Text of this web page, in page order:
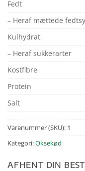
Fedt
– Heraf mættede
Kulhydrat
– Heraf sukkerarter
Kostfibre
Protein
Salt
Varenummer (SKU): 1
Kategori:Oksekød
AFHENT DIN